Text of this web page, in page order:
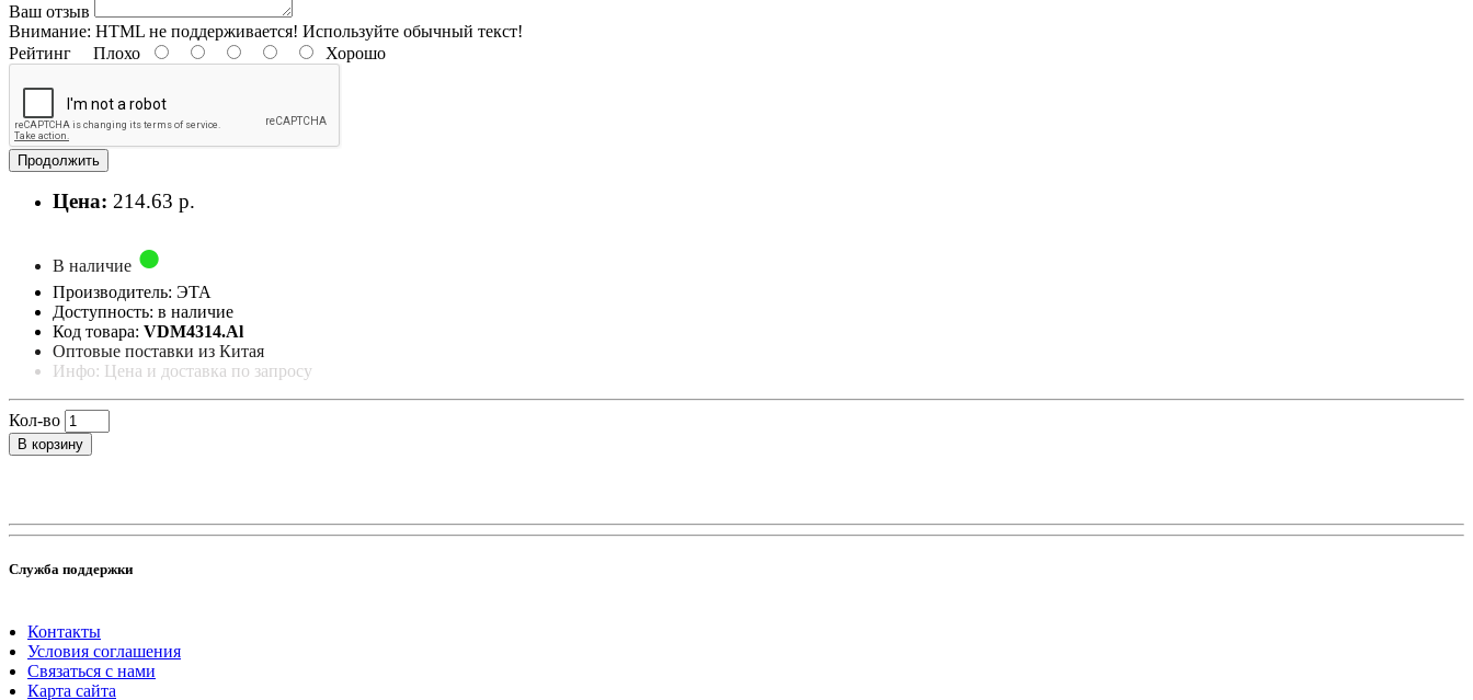
Ваш отзыв
Внимание: HTML не поддерживается! Используйте обычный текст!
Рейтинг Плохо Хорошо
Продолжить
Цена: 214.63 р.
В наличие
Производитель: ЭТА
Доступность: в наличие
Код товара: VDM4314.Al
Оптовые поставки из Китая
Инфо: Цена и доставка по запросу
Кол-во
В корзину
Служба поддержки
Контакты
Условия соглашения
Связаться с нами
Карта сайта